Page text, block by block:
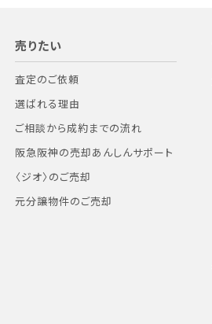
売りたい
査定のご依頼
選ばれる理由
ご相談から成約までの流れ
阪急阪神の売却あんしんサポート
〈ジオ〉のご売却
元分譲物件のご売却